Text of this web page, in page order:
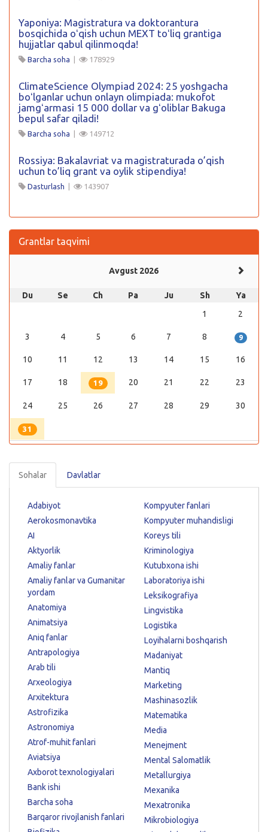
Yaponiya: Magistratura va doktorantura
bosqichida oʻqish uchun MEXT toʻliq grantiga
hujjatlar qabul qilinmoqda!
Barcha soha 178929
ClimateScience Olympiad 2024: 25 yoshgacha
boʻlganlar uchun onlayn olimpiada: mukofot
jamgʻarmasi 15 000 dollar va gʻoliblar Bakuga
bepul safar qiladi!
Barcha soha 149712
Rossiya: Bakalavriat va magistraturada o’qish
uchun to’liq grant va oylik stipendiya!
Dasturlash 143907
Grantlar taqvimi
Avgust 2026
Du Se Ch Pa Ju Sh
Ya
1
2
3 4 5 6 7 8 9
10 11 12 13 14 15 16
17 18 19 20 21 22 23
24 25 26 27 28 29 30
31
Sohalar Davlatlar
Adabiyot
Aerokosmonavtika
AI
Aktyorlik
Amaliy fanlar
Amaliy fanlar va Gumanitar
yordam
Anatomiya
Animatsiya
Aniq fanlar
Antrapologiya
Arab tili
Arxeologiya
Arxitektura
Astrofizika
Astronomiya
Atrof-muhit fanlari
Aviatsiya
Axborot texnologiyalari
Bank ishi
Barcha soha
Barqaror rivojlanish fanlari
Kompyuter fanlari
Kompyuter muhandisligi
Koreys tili
Kriminologiya
Kutubxona ishi
Laboratoriya ishi
Leksikografiya
Lingvistika
Logistika
Loyihalarni boshqarish
Madaniyat
Mantiq
Marketing
Mashinasozlik
Matematika
Media
Menejment
Mental Salomatlik
Metallurgiya
Mexanika
Mexatronika
Mikrobiologiya